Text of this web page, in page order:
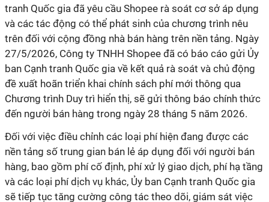
tranh Quốc gia đã yêu cầu Shopee rà soát cơ sở áp dụng
và các tác động có thể phát sinh của chương trình nêu
trên đối với cộng đồng nhà bán hàng trên nền tảng. Ngày
27/5/2026, Công ty TNHH Shopee đã có báo cáo gửi Ủy
ban Cạnh tranh Quốc gia về kết quả rà soát và chủ động
đề xuất hoãn triển khai chính sách phí mới thông qua
Chương trình Duy trì hiển thị, sẽ gửi thông báo chính thức
đến người bán hàng trong ngày 28 tháng 5 năm 2026.
Đối với việc điều chỉnh các loại phí hiện đang được các
nền tảng số trung gian bán lẻ áp dụng đối với người bán
hàng, bao gồm phí cố định, phí xử lý giao dịch, phí hạ tầng
và các loại phí dịch vụ khác, Ủy ban Cạnh tranh Quốc gia
sẽ tiếp tục tăng cường công tác theo dõi, giám sát việc